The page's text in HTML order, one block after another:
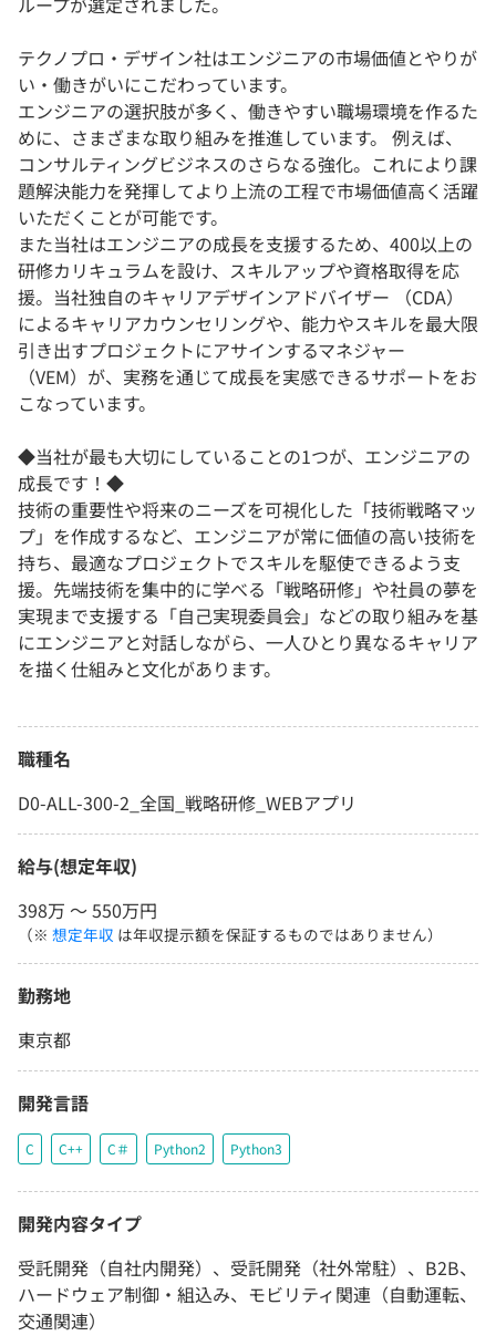
テクノプロ・デザイン社はエンジニアの市場価値とやりが
い・働きがいにこだわっています。
エンジニアの選択肢が多く、働きやすい職場環境を作るた
めに、さまざまな取り組みを推進しています。 例えば、
コンサルティングビジネスのさらなる強化。これにより課
題解決能力を発揮してより上流の工程で市場価値高く活躍
いただくことが可能です。
また当社はエンジニアの成長を支援するため、400以上の
研修カリキュラムを設け、スキルアップや資格取得を応
援。当社独自のキャリアデザインアドバイザー （CDA）
によるキャリアカウンセリングや、能力やスキルを最大限
引き出すプロジェクトにアサインするマネジャー
（VEM）が、実務を通じて成長を実感できるサポートをお
こなっています。
◆当社が最も大切にしていることの1つが、エンジニアの
成長です！◆
技術の重要性や将来のニーズを可視化した「技術戦略マッ
プ」を作成するなど、エンジニアが常に価値の高い技術を
持ち、最適なプロジェクトでスキルを駆使できるよう支
援。先端技術を集中的に学べる「戦略研修」や社員の夢を
実現まで支援する「自己実現委員会」などの取り組みを基
にエンジニアと対話しながら、一人ひとり異なるキャリア
を描く仕組みと文化があります。
職種名
D0-ALL-300-2_全国_戦略研修_WEBアプリ
給与(想定年収)
398万 〜 550万円
（※ 想定年収 は年収提示額を保証するものではありません）
勤務地
東京都
開発言語
C C++ C＃ Python2 Python3
開発内容タイプ
受託開発（自社内開発）、受託開発（社外常駐）、B2B、
ハードウェア制御・組込み、モビリティ関連（自動運転、
交通関連）